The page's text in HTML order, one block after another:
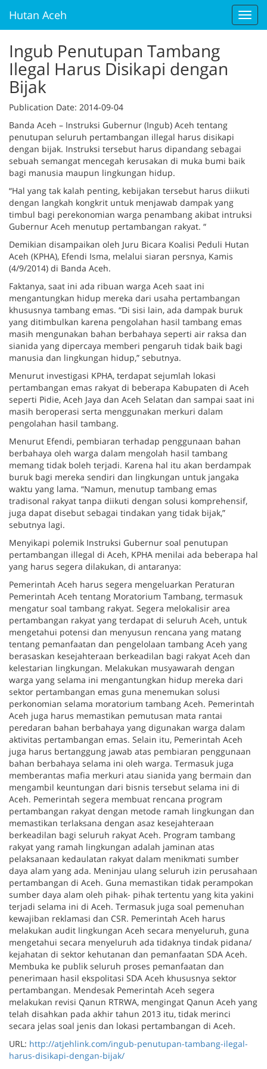
Hutan Aceh
Ingub Penutupan Tambang
Ilegal Harus Disikapi dengan
Bijak
Publication Date: 2014-09-04
Banda Aceh – Instruksi Gubernur (Ingub) Aceh tentang
penutupan seluruh pertambangan illegal harus disikapi
dengan bijak. Instruksi tersebut harus dipandang sebagai
sebuah semangat mencegah kerusakan di muka bumi baik
bagi manusia maupun lingkungan hidup.
“Hal yang tak kalah penting, kebijakan tersebut harus diikuti
dengan langkah kongkrit untuk menjawab dampak yang
timbul bagi perekonomian warga penambang akibat intruksi
Gubernur Aceh menutup pertambangan rakyat. “
Demikian disampaikan oleh Juru Bicara Koalisi Peduli Hutan
Aceh (KPHA), Efendi Isma, melalui siaran persnya, Kamis
(4/9/2014) di Banda Aceh.
Faktanya, saat ini ada ribuan warga Aceh saat ini
mengantungkan hidup mereka dari usaha pertambangan
khususnya tambang emas. “Di sisi lain, ada dampak buruk
yang ditimbulkan karena pengolahan hasil tambang emas
masih mengunakan bahan berbahaya seperti air raksa dan
sianida yang dipercaya memberi pengaruh tidak baik bagi
manusia dan lingkungan hidup,” sebutnya.
Menurut investigasi KPHA, terdapat sejumlah lokasi
pertambangan emas rakyat di beberapa Kabupaten di Aceh
seperti Pidie, Aceh Jaya dan Aceh Selatan dan sampai saat ini
masih beroperasi serta menggunakan merkuri dalam
pengolahan hasil tambang.
Menurut Efendi, pembiaran terhadap penggunaan bahan
berbahaya oleh warga dalam mengolah hasil tambang
memang tidak boleh terjadi. Karena hal itu akan berdampak
buruk bagi mereka sendiri dan lingkungan untuk jangaka
waktu yang lama. “Namun, menutup tambang emas
tradisonal rakyat tanpa diikuti dengan solusi komprehensif,
juga dapat disebut sebagai tindakan yang tidak bijak,”
sebutnya lagi.
Menyikapi polemik Instruksi Gubernur soal penutupan
pertambangan illegal di Aceh, KPHA menilai ada beberapa hal
yang harus segera dilakukan, di antaranya:
Pemerintah Aceh harus segera mengeluarkan Peraturan
Pemerintah Aceh tentang Moratorium Tambang, termasuk
mengatur soal tambang rakyat. Segera melokalisir area
pertambangan rakyat yang terdapat di seluruh Aceh, untuk
mengetahui potensi dan menyusun rencana yang matang
tentang pemanfaatan dan pengelolaan tambang Aceh yang
berasaskan kesejahteraan berkeadilan bagi rakyat Aceh dan
kelestarian lingkungan. Melakukan musyawarah dengan
warga yang selama ini mengantungkan hidup mereka dari
sektor pertambangan emas guna menemukan solusi
perkonomian selama moratorium tambang Aceh. Pemerintah
Aceh juga harus memastikan pemutusan mata rantai
peredaran bahan berbahaya yang digunakan warga dalam
aktivitas pertambangan emas. Selain itu, Pemerintah Aceh
juga harus bertanggung jawab atas pembiaran penggunaan
bahan berbahaya selama ini oleh warga. Termasuk juga
memberantas mafia merkuri atau sianida yang bermain dan
mengambil keuntungan dari bisnis tersebut selama ini di
Aceh. Pemerintah segera membuat rencana program
pertambangan rakyat dengan metode ramah lingkungan dan
memastikan terlaksana dengan asaz kesejahteraan
berkeadilan bagi seluruh rakyat Aceh. Program tambang
rakyat yang ramah lingkungan adalah jaminan atas
pelaksanaan kedaulatan rakyat dalam menikmati sumber
daya alam yang ada. Meninjau ulang seluruh izin perusahaan
pertambangan di Aceh. Guna memastikan tidak perampokan
sumber daya alam oleh pihak- pihak tertentu yang kita yakini
terjadi selama ini di Aceh. Termasuk juga soal pemenuhan
kewajiban reklamasi dan CSR. Pemerintah Aceh harus
melakukan audit lingkungan Aceh secara menyeluruh, guna
mengetahui secara menyeluruh ada tidaknya tindak pidana/
kejahatan di sektor kehutanan dan pemanfaatan SDA Aceh.
Membuka ke publik seluruh proses pemanfaatan dan
penerimaan hasil ekspolitasi SDA Aceh khususnya sektor
pertambangan. Mendesak Pemerintah Aceh segera
melakukan revisi Qanun RTRWA, mengingat Qanun Aceh yang
telah disahkan pada akhir tahun 2013 itu, tidak merinci
secara jelas soal jenis dan lokasi pertambangan di Aceh.
URL: http://atjehlink.com/ingub-penutupan-tambang-ilegal-
harus-disikapi-dengan-bijak/